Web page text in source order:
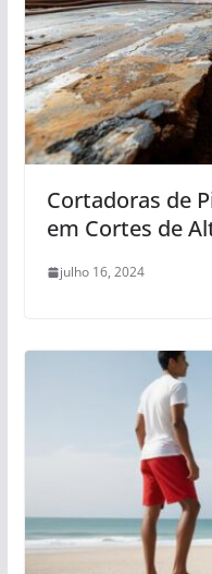
Cortadoras de
em Cortes de
julho 16, 2024